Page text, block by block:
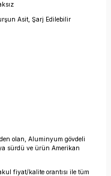
Asit, Şarj Edilebilir
olan, Aluminyum gövdeli
sürdü ve ürün Amerikan
fiyat/kalite orantısı ile tüm